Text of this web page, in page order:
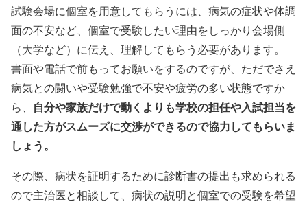
試験会場に個室を用意してもらうには、病気の症状や体調
面の不安など、個室で受験したい理由をしっかり会場側
（大学など）に伝え、理解してもらう必要があります。
書面や電話で前もってお願いをするのですが、ただでさえ
病気との闘いや受験勉強で不安や疲労の多い状態ですか
ら、 自分や家族だけで動くよりも学校の担任や入試担当を
通した方がスムーズに交渉ができるので協力してもらいま
しょう。
その際、病状を証明するために診断書の提出も求められる
ので主治医と相談して、病状の説明と個室での受験を希望